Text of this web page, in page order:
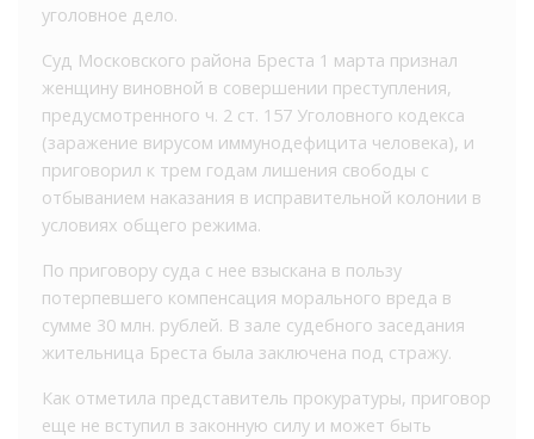
уголовное дело.
Суд Московского района Бреста 1 марта признал
женщину виновной в совершении преступления,
предусмотренного ч. 2 ст. 157 Уголовного кодекса
(заражение вирусом иммунодефицита человека), и
приговорил к трем годам лишения свободы с
отбыванием наказания в исправительной колонии в
условиях общего режима.
По приговору суда с нее взыскана в пользу
потерпевшего компенсация морального вреда в
сумме 30 млн. рублей. В зале судебного заседания
жительница Бреста была заключена под стражу.
Как отметила представитель прокуратуры, приговор
еще не вступил в законную силу и может быть